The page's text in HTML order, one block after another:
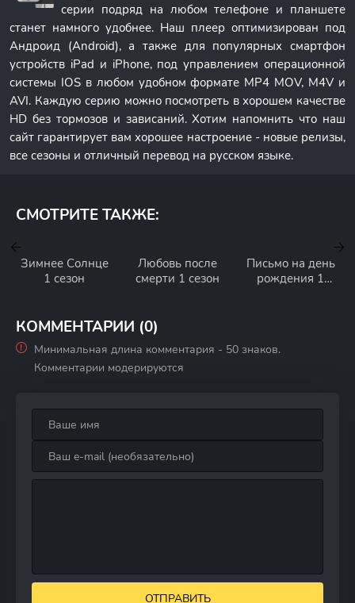
серии подряд на любом телефоне и планшете
станет намного удобнее. Наш плеер оптимизирован под
Андроид (Android), а также для популярных смартфон
устройств iPad и iPhone, под управлением операционной
системы IOS в любом удобном формате MP4 MOV, M4V и
AVI. Каждую серию можно посмотреть в хорошем качестве
HD без тормозов и зависаний. Хотим напомнить что наш
сайт гарантирует вам хорошее настроение - новые релизы,
все сезоны и отличный перевод на русском языке.
СМОТРИТЕ ТАКЖЕ:
Зимнее Солнце
1 сезон
Любовь после
смерти 1 сезон
Письмо на день
рождения 1
КОММЕНТАРИИ (0)
Минимальная длина комментария - 50 знаков.
Комментарии модерируются
ОТПРАВИТЬ